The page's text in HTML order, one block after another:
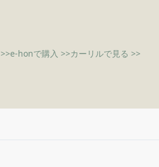
e-honで購入 >>カーリルで見る >>